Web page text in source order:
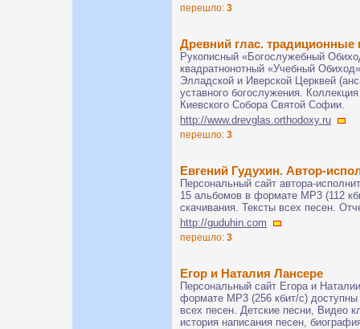
перешло: 3
Древний глас. традиционные
Рукописный «Богослужебный
квадратнонотный «Учебный
Элладской и Иверской Церквей
уставного богослужения.
Киевского Собора Святой Софии.
http://www.drevglas.orthodoxy.ru
перешло: 3
Евгений Гудухин. Автор-
Персональный сайт автора-
15 альбомов в формате МР3 (112
скачивания. Тексты всех песен.
http://guduhin.com
перешло: 3
Егор и Наталия Лансере
Персональный сайт Егора и
формате МР3 (256 кбит/с) доступны
всех песен. Детские песни, Видео
история написания песен,